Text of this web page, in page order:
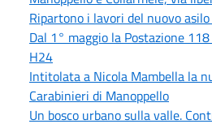
Ripartono i lavori del nuovo
Dal 1° maggio la Postazione
H24
Intitolata a Nicola Mambella la
Carabinieri di Manoppello
Un bosco urbano sulla valle.